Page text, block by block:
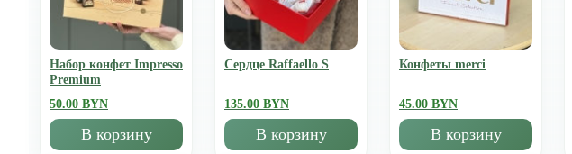
Набор конфет Impresso
Premium
50.00 BYN
В корзину
Сердце Raffaello S
135.00 BYN
В корзину
Конфеты merci
45.00 BYN
В корзину